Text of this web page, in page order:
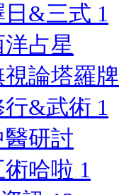
日&三式 1
洋占星
視論塔羅牌
行&武術 1
醫研討
術哈啦 1